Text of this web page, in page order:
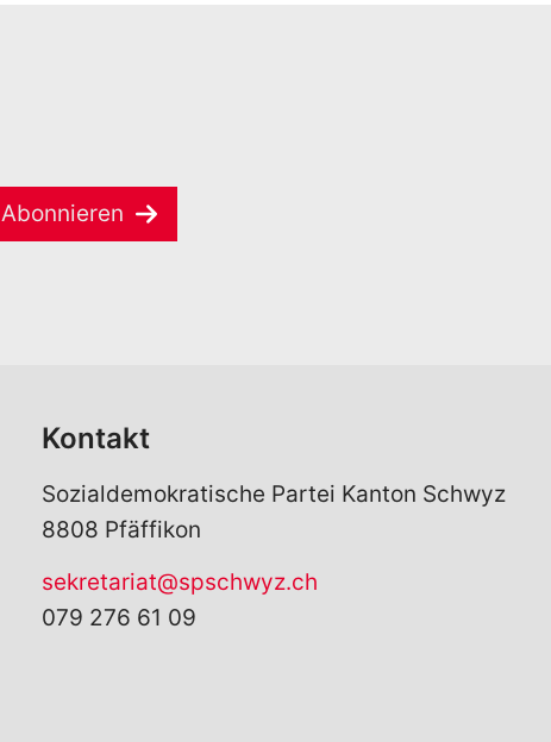
Abonnieren
Kontakt
Sozialdemokratische Partei Kanton Schwyz
8808 Pfäffikon
sekretariat@spschwyz.ch
079 276 61 09